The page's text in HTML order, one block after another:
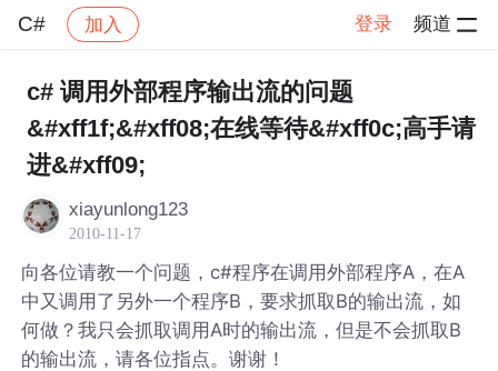
C# 加入 登录 频道
社区 C# 帖子详情
c# 调用外部程序输出流的问题
&#xff1f;&#xff08;在线等待&#xff0c;高手请
进&#xff09;
xiayunlong123
2010-11-17
向各位请教一个问题，c#程序在调用外部程序A，在A
中又调用了另外一个程序B，要求抓取B的输出流，如
何做？我只会抓取调用A时的输出流，但是不会抓取B
的输出流，请各位指点。谢谢！